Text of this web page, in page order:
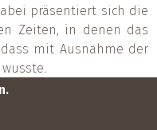
präsentiert sich die
Zeiten, in denen das
mit Ausnahme der